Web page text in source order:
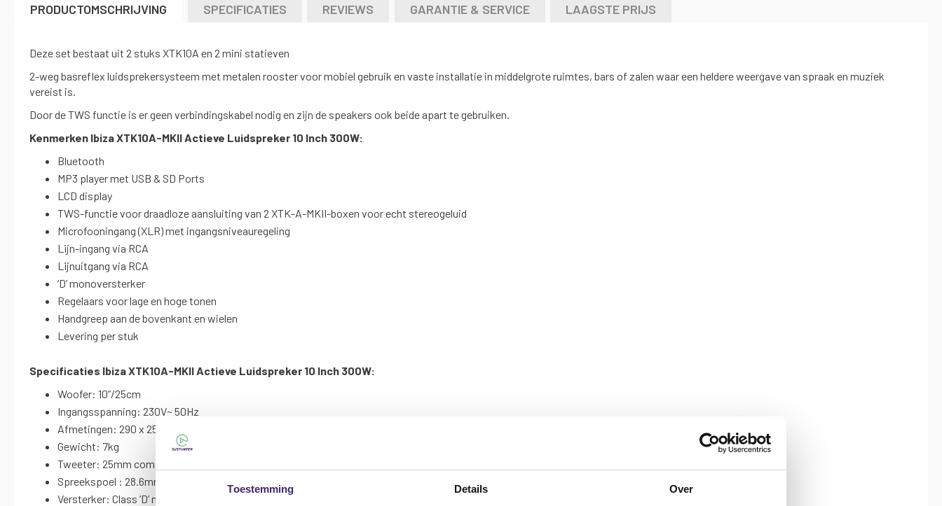
Toestemming Details Over
afbeeldingen-
gallerij
PRODUCTOMSCHRIJVING SPECIFICATIES REVIEWS GARANTIE & SERVICE LAAGSTE PRIJS
Deze set bestaat uit 2 stuks XTK10A en 2 mini statieven
2-weg basreflex luidsprekersysteem met metalen rooster voor mobiel gebruik en vaste installatie in middelgrote ruimtes, bars of zalen waar een heldere weergave van spraak en muziek
vereist is.
Door de TWS functie is er geen verbindingskabel nodig en zijn de speakers ook beide apart te gebruiken.
Kenmerken Ibiza XTK10A-MKII Actieve Luidspreker 10 Inch 300W:
Bluetooth
MP3 player met USB & SD Ports
LCD display
TWS-functie voor draadloze aansluiting van 2 XTK-A-MKII-boxen voor echt stereogeluid
Microfooningang (XLR) met ingangsniveauregeling
Lijn-ingang via RCA
Lijnuitgang via RCA
‘D’ monoversterker
Regelaars voor lage en hoge tonen
Handgreep aan de bovenkant en wielen
Levering per stuk
Specificaties Ibiza XTK10A-MKII Actieve Luidspreker 10 Inch 300W:
Woofer: 10”/25cm
Ingangsspanning: 230V~ 50Hz
Afmetingen: 290 x 255 x 435mm
Gewicht: 7kg
Tweeter: 25mm compression horn
Spreekspoel : 28.6mm
Versterker: Class ‘D’ mono